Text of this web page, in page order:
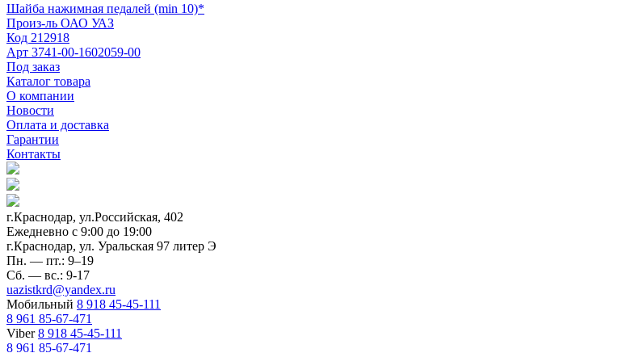
Шайба нажимная педалей (min 10)*
Произ-ль ОАО УАЗ
Код 212918
Арт 3741-00-1602059-00
Под заказ
Каталог товара
О компании
Новости
Оплата и доставка
Гарантии
Контакты
г.Краснодар, ул.Российская, 402
Ежедневно c 9:00 до 19:00
г.Краснодар, ул. Уральская 97 литер Э
Пн. — пт.: 9–19
Сб. — вс.: 9-17
uazistkrd@yandex.ru
Мобильный 8 918 45-45-111
8 961 85-67-471
Viber8 918 45-45-111
8 961 85-67-471